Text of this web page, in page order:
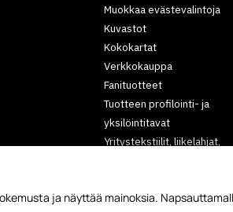
Muokkaa evästevalintoja
Kuvastot
Kokokartat
Verkkokauppa
Fanituotteet
Tuotteen profilointi- ja
yksilöintitavat
Yritystekstiilit, liikelahjat,
ja näyttää mainoksia.